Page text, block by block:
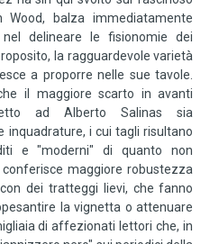
Wood, balza immediatamente
delineare le fisionomie dei
la ragguardevole varietà
a proporre nelle sue tavole.
il maggiore scarto in avanti
ad Alberto Salinas sia
inquadrature, i cui tagli risultano
e "moderni" di quanto non
maggiore robustezza
dei tratteggi lievi, che fanno
la vignetta o attenuare
di affezionati lettori che, in